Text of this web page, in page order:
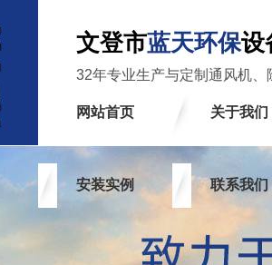
文登市蓝天环保设
32年专业生产与定制通风机、
网站首页 关于我们
安装实例 联系我们